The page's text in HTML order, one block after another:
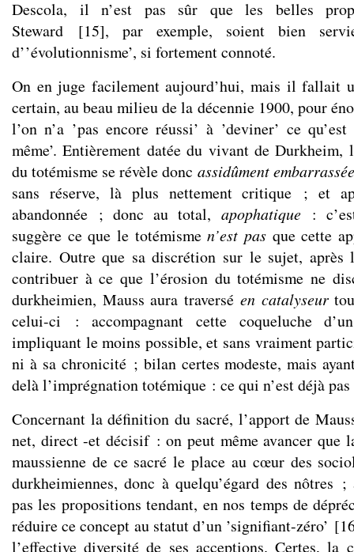
Descola, il n’est pas sûr que les belles
Steward [15], par exemple, soient bien
d’’évolutionnisme’, si fortement connoté.
On en juge facilement aujourd’hui, mais il fallait
certain, au beau milieu de la décennie 1900, pour
l’on n’a ’pas encore réussi’ à ’deviner’ ce
même’. Entièrement datée du vivant de Durkheim,
du totémisme se révèle donc assidûment embarrassée
sans réserve, là plus nettement critique ; et
abandonnée ; donc au total, apophatique:
suggère ce que le totémismen’est pas que cette
claire. Outre que sa discrétion sur le sujet, après
contribuer à ce que l’érosion du totémisme ne
durkheimien, Mauss aura traversé en catalyseur
celui-ci : accompagnant cette coqueluche
impliquant le moins possible, et sans vraiment
ni à sa chronicité ; bilan certes modeste, mais
delà l’imprégnation totémique : ce qui n’est déjà
Concernant la définition du sacré, l’apport de
net, direct -et décisif : on peut même avancer que
maussienne de ce sacré le place au cœur des
durkheimiennes, donc à quelqu’égard des nôtres ;
pas les propositions tendant, en nos temps de
réduire ce concept au statut d’un ’signifiant-zéro’ [
l’effective diversité de ses acceptions. Certes, la